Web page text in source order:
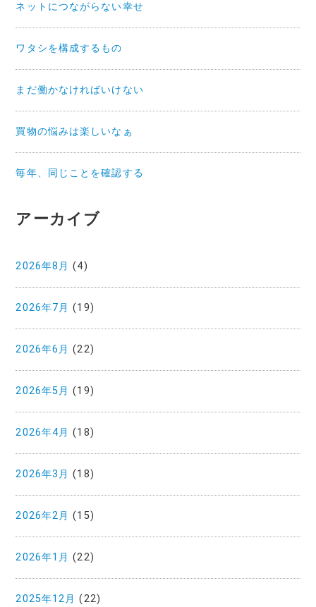
ネットにつながらない幸せ
ワタシを構成するもの
まだ働かなければいけない
買物の悩みは楽しいなぁ
毎年、同じことを確認する
アーカイブ
2026年8月 (4)
2026年7月 (19)
2026年6月 (22)
2026年5月 (19)
2026年4月 (18)
2026年3月 (18)
2026年2月 (15)
2026年1月 (22)
2025年12月 (22)